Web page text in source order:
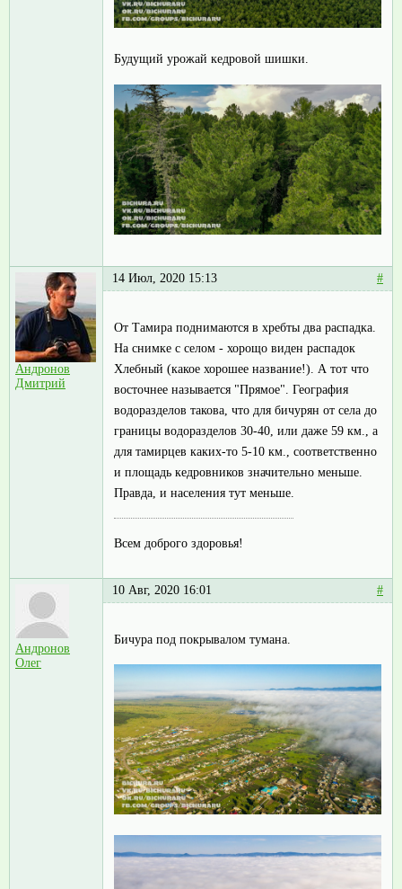
Будущий урожай кедровой шишки.
Андронов
Дмитрий
14 Июл, 2020 15:13 #
От Тамира поднимаются в хребты два распадка.
На снимке с селом - хорощо виден распадок
Хлебный (какое хорошее название!). А тот что
восточнее называется "Прямое". География
водоразделов такова, что для бичурян от села до
границы водоразделов 30-40, или даже 59 км., а
для тамирцев каких-то 5-10 км., соответственно
и площадь кедровников значительно меньше.
Правда, и населения тут меньше.
Всем доброго здоровья!
Андронов
Олег
10 Авг, 2020 16:01 #
Бичура под покрывалом тумана.